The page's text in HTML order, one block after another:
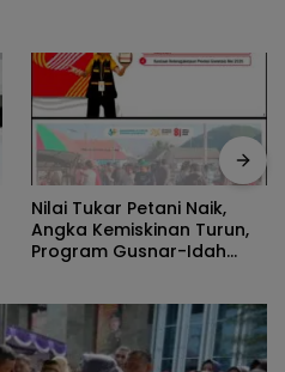
Nilai Tukar Petani Naik,
Angka Kemiskinan Turun,
Program Gusnar-Idah